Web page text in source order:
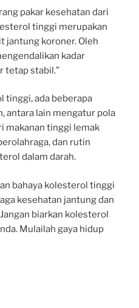
pakar kesehatan dari
tinggi merupakan
jantung koroner. Oleh
kadar
tetap stabil.”
tinggi, ada beberapa
antara lain mengatur pola
makanan tinggi lemak
dan rutin
dalam darah.
bahaya kolesterol tinggi
kesehatan jantung dan
biarkan kolesterol
Mulailah gaya hidup